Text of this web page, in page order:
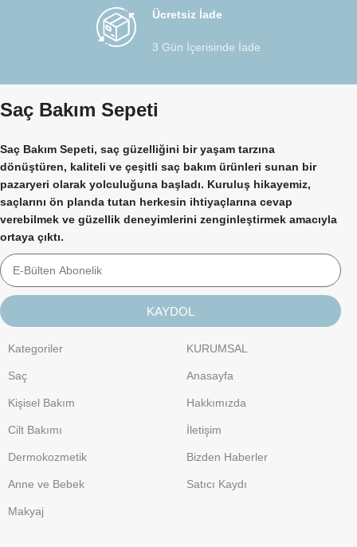
Ücretsiz İade
3 Gün İçerisinde İade
Saç Bakım Sepeti
Saç Bakım Sepeti, saç güzelliğini bir yaşam tarzına
dönüştüren, kaliteli ve çeşitli saç bakım ürünleri sunan bir
pazaryeri olarak yolculuğuna başladı. Kuruluş hikayemiz,
saçlarını ön planda tutan herkesin ihtiyaçlarına cevap
verebilmek ve güzellik deneyimlerini zenginleştirmek amacıyla
ortaya çıktı.
KAYDOL
Kategoriler
Saç
Kişisel Bakım
Cilt Bakımı
Dermokozmetik
Anne ve Bebek
Makyaj
KURUMSAL
Anasayfa
Hakkımızda
İletişim
Bizden Haberler
Satıcı Kaydı